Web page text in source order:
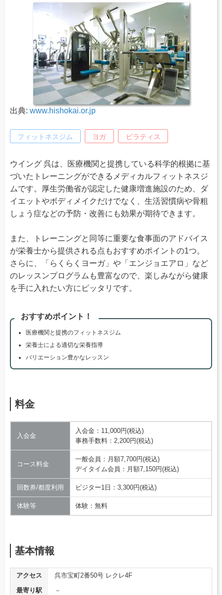
出典: www.hishokai.or.jp
フィットネスジム ヨガ ピラティス
ウイング 呉は、医療機関と提携している科学的根拠に基
づいたトレーニングができるメディカルフィットネスジ
ムです。厚生労働省が認定した健康増進施設のため、ダ
イエットやボディメイクだけでなく、生活習慣病や骨粗
しょう症などの予防・改善にも効果が期待できます。
また、トレーニングと同等に重要な食事面のアドバイス
が栄養士から提供される点もおすすめポイントの1つ。
さらに、「らくらくヨーガ」や「エンジョエアロ」など
のレッスンプログラムも豊富なので、楽しみながら健康
を手に入れたい方にピッタリです。
おすすめポイント！
医療機関と提携のフィットネスジム
栄養士による適切な栄養指導
バリエーション豊かなレッスン
料金
入会金
入会金：11,000円(税込)
事務手数料：2,200円(税込)
コース料金
一般会員：月額7,700円(税込)
デイタイム会員：月額7,150円(税込)
回数券/都度利用 ビジター1日：3,300円(税込)
体験等 体験：無料
基本情報
アクセス
呉市宝町2番50号 レクレ4F
最寄り駅
－